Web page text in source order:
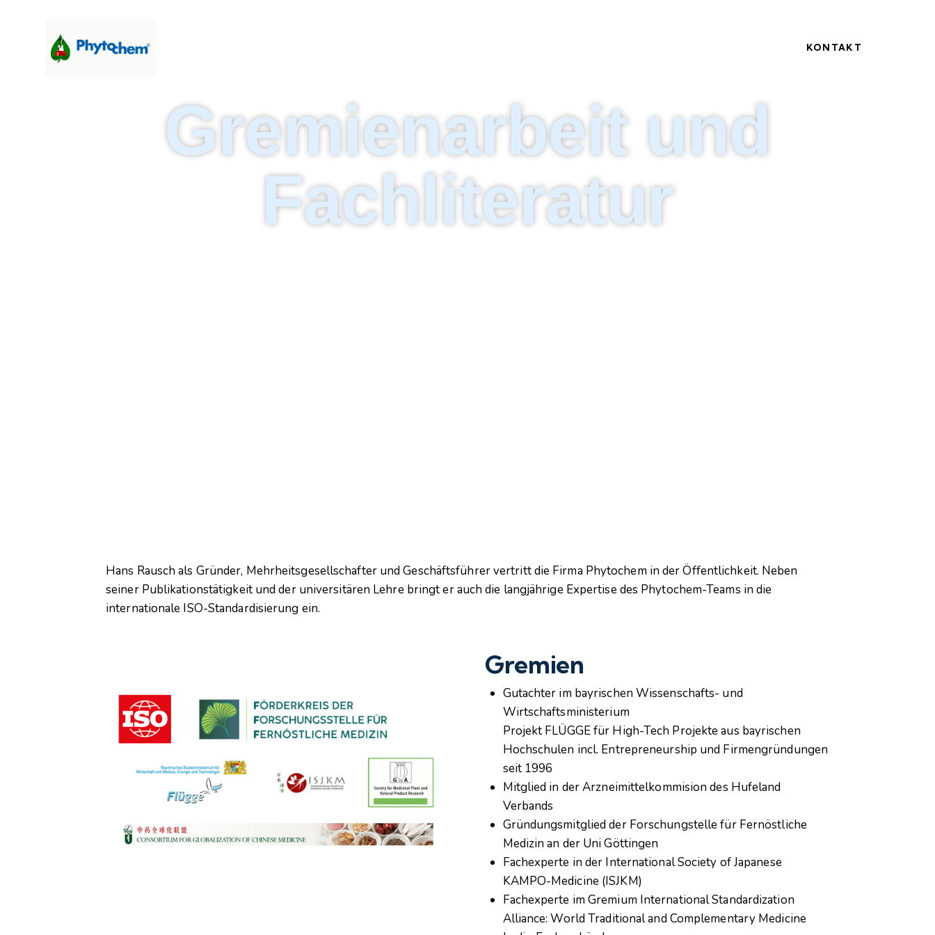
KONTAKT
Gremienarbeit und
Fachliteratur
Hans Rausch als Gründer, Mehrheitsgesellschafter und Geschäftsführer vertritt die Firma Phytochem in der Öffentlichkeit. Neben
seiner Publikationstätigkeit und der universitären Lehre bringt er auch die langjährige Expertise des Phytochem-Teams in die
internationale ISO-Standardisierung ein.
Gremien
Gutachter im bayrischen Wissenschafts- und
Wirtschaftsministerium
Projekt FLÜGGE für High-Tech Projekte aus bayrischen
Hochschulen incl. Entrepreneurship und Firmengründungen
seit 1996
Mitglied in der Arzneimittelkommision des Hufeland
Verbands
Gründungsmitglied der Forschungstelle für Fernöstliche
Medizin an der Uni Göttingen
Fachexperte in der International Society of Japanese
KAMPO-Medicine (ISJKM)
Fachexperte im Gremium International Standardization
Alliance: World Traditional and Complementary Medicine